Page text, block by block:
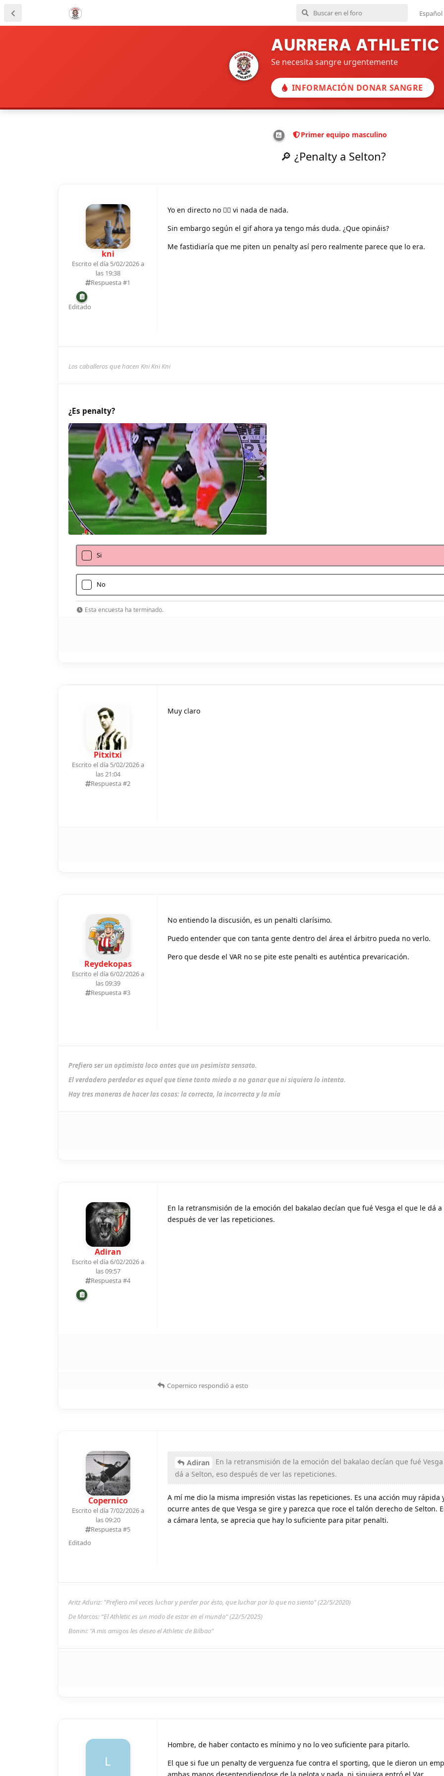
Español
AURRERA ATHLETIC
Se necesita sangre urgentemente
INFORMACIÓN DONAR SANGRE
Primer equipo masculino
🔎 ¿Penalty a Selton?
kni
Escrito el día 5/02/2026 a
las 19:38
Respuesta #1
Editado
Yo en directo no 🙂‍↔️ vi nada de nada.
Sin embargo según el gif ahora ya tengo más duda. ¿Que opináis?
Me fastidiaría que me piten un penalty así pero realmente parece que lo era.
Los caballeros que hacen Kni Kni Kni
¿Es penalty?
Si
No
Esta encuesta ha terminado.
Pitxitxi
Escrito el día 5/02/2026 a
las 21:04
Respuesta #2
Muy claro
Reydekopas
Escrito el día 6/02/2026 a
las 09:39
Respuesta #3
No entiendo la discusión, es un penalti clarísimo.
Puedo entender que con tanta gente dentro del área el árbitro pueda no verlo.
Pero que desde el VAR no se pite este penalti es auténtica prevaricación.
Prefiero ser un optimista loco antes que un pesimista sensato.
El verdadero perdedor es aquel que tiene tanto miedo a no ganar que ni siquiera lo intenta.
Hay tres maneras de hacer las cosas: la correcta, la incorrecta y la mía
Adiran
Escrito el día 6/02/2026 a
las 09:57
Respuesta #4
En la retransmisión de la emoción del bakalao decían que fué Vesga el que le dá a
después de ver las repeticiones.
Copernico respondió a esto
Copernico
Escrito el día 7/02/2026 a
las 09:20
Respuesta #5
Editado
Adiran
En la retransmisión de la emoción del bakalao decían que fué
dá a Selton, eso después de ver las repeticiones.
A mí me dio la misma impresión vistas las repeticiones. Es una acción muy rápida
ocurre antes de que Vesga se gire y parezca que roce el talón derecho de Selton.
a cámara lenta, se aprecia que hay lo suficiente para pitar penalti.
Aritz Aduriz: "Prefiero mil veces luchar y perder por ésto, que luchar por lo que no siento" (22/5/2020)
De Marcos: “El Athletic es un modo de estar en el mundo” (22/5/2025)
Bonini: "A mis amigos les deseo el Athletic de Bilbao"
L
Hombre, de haber contacto es mínimo y no lo veo suficiente para pitarlo.
El que si fue un penalty de verguenza fue contra el sporting, que le dieron un